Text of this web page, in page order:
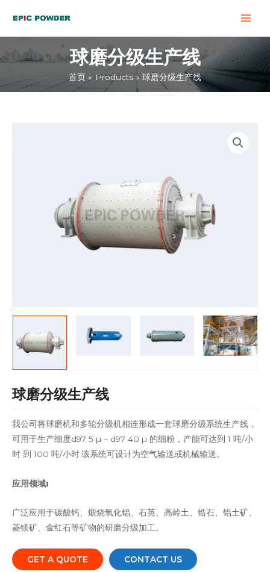
内
球磨分级生产线
首页 Products 球磨分级生产线
球磨分级生产线
我公司将球磨机和多轮分级机相连形成一套球磨分级系统生产线，
可用于生产细度d97 5 µ – d97 40 µ 的细粉，产能可达到 1 吨/小
时 到 100 吨/小时.该系统可设计为空气输送或机械输送。
应用领域:
广泛应用于碳酸钙、煅烧氧化铝、石英、高岭土、锆石、铝土矿、
菱镁矿、金红石等矿物的研磨分级加工。
GET A QUOTE CONTACT US